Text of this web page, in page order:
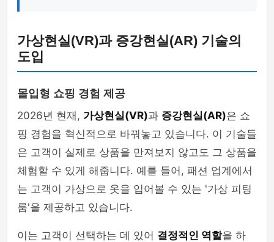
가상현실(VR)과 증강현실(AR) 기술의
도입
몰입형 쇼핑 경험 제공
2026년 현재, 가상현실(VR)과 증강현실(AR)은 쇼
핑 경험을 혁신적으로 바꿔놓고 있습니다. 이 기술들
은 고객이 실제로 상품을 만져보지 않고도 그 상품을
체험할 수 있게 해줍니다. 예를 들어, 패션 업계에서
는 고객이 가상으로 옷을 입어볼 수 있는 '가상 피팅
룸'을 제공하고 있습니다.
이는 고객이 선택하는 데 있어 결정적인 역할을 하